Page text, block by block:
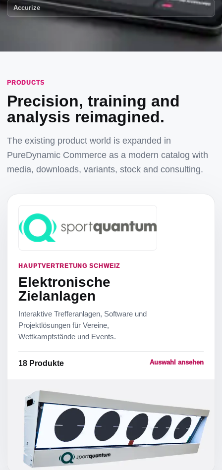
Accurize
PRODUCTS
Precision, training and
analysis reimagined.
The existing product world is expanded in
PureDynamic Commerce as a modern catalog with
media, downloads, variants, stock and consulting.
HAUPTVERTRETUNG SCHWEIZ
Elektronische
Zielanlagen
Interaktive Trefferanlagen, Software und
Projektlösungen für Vereine,
Wettkampfstände und Events.
18 Produkte Auswahl ansehen